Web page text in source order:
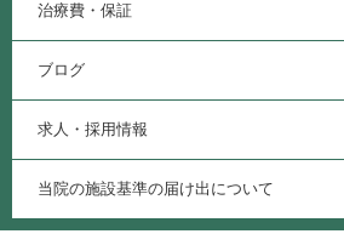
治療費・保証
ブログ
求人・採用情報
当院の施設基準の届け出について